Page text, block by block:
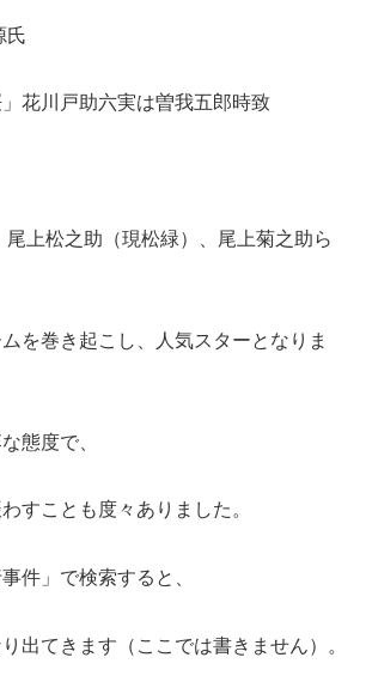
氏
」花川戸助六実は曽我五郎時致
尾上松之助（現松緑）、尾上菊之助ら
を巻き起こし、人気スターとなりま
態度で、
すことも度々ありました。
件」で検索すると、
出てきます（ここでは書きません）。